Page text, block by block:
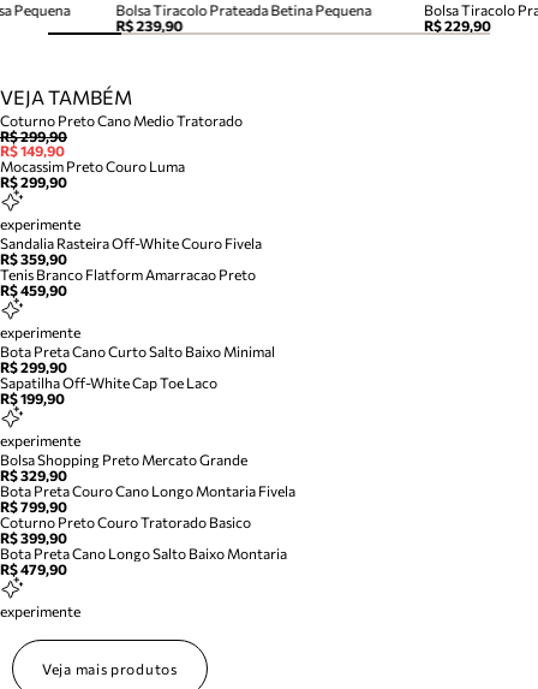
Bolsa Tiracolo Prateada Betina Pequena
R$ 239,90
Bolsa Tiracolo
R$ 229,90
Pequena
VEJA TAMBÉM
Coturno Preto Cano Medio Tratorado
R$ 299,90
R$ 149,90
Mocassim Preto Couro Luma
R$ 299,90
experimente
Sandalia Rasteira Off-White Couro Fivela
R$ 359,90
Tenis Branco Flatform Amarracao Preto
R$ 459,90
experimente
Bota Preta Cano Curto Salto Baixo Minimal
R$ 299,90
Sapatilha Off-White Cap Toe Laco
R$ 199,90
experimente
Bolsa Shopping Preto Mercato Grande
R$ 329,90
Bota Preta Couro Cano Longo Montaria Fivela
R$ 799,90
Coturno Preto Couro Tratorado Basico
R$ 399,90
Bota Preta Cano Longo Salto Baixo Montaria
R$ 479,90
experimente
Veja mais produtos